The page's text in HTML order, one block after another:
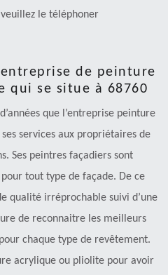
le téléphoner
de peinture
qui se situe à 68760
que l’entreprise peinture
services aux propriétaires de
Ses peintres façadiers sont
tout type de façade. De ce
qualité irréprochable suivi d’une
de reconnaitre les meilleurs
chaque type de revêtement.
acrylique ou pliolite pour avoir